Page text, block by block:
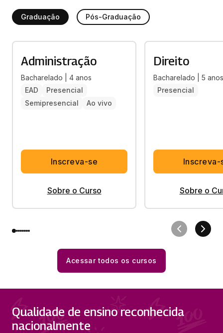
Graduação Pós-Graduação
Administração
Bacharelado | 4 anos
EAD
Presencial
Semipresencial
Ao vivo
Inscreva-se
Sobre o Curso
Direito
Bacharelado | 5 anos
Presencial
Inscreva-
Sobre o
Acessar todos os cursos
Qualidade de ensino reconhecida
nacionalmente